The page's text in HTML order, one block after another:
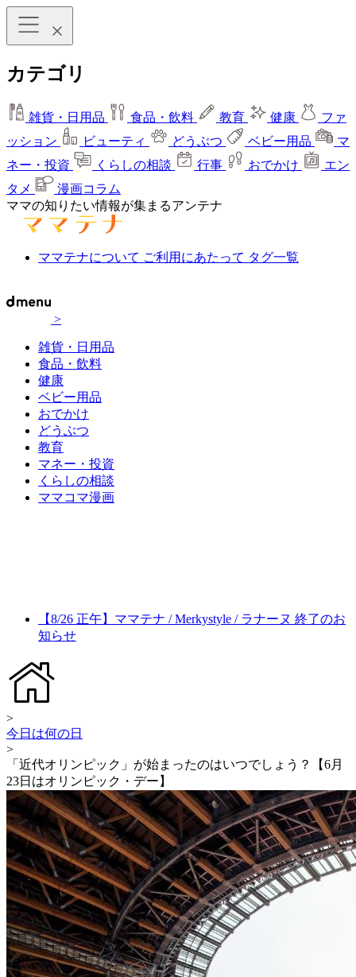
カテゴリ
雑貨・日用品 食品・飲料 教育 健康
ファ
ッション
ビューティ どうぶつ ベビー用品
マ
ネー・投資
くらしの相談 行事 おでかけ
エン
タメ
漫画コラム
ママの知りたい情報が集まるアンテナ
ママテナについて ご利用にあたって タグ一覧
>
雑貨・日用品
食品・飲料
健康
ベビー用品
おでかけ
どうぶつ
教育
マネー・投資
くらしの相談
ママコマ漫画
【8/26 正午】ママテナ / Merkystyle / ラナーヌ 終了のお
知らせ
>
今日は何の日
>
「近代オリンピック」が始まったのはいつでしょう？【6月
23日はオリンピック・デー】